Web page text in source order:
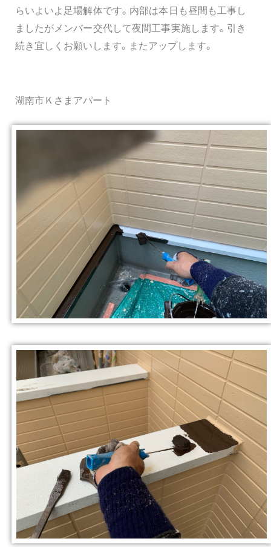
らいよいよ足場解体です。内部は本日も昼間も工事し
ましたがメンバー交代して夜間工事実施します。引き
続き宜しくお願いします。またアップします。
湖南市Ｋさまアパート